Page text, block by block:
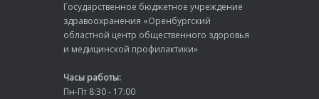
Государственное бюджетное учреждение
здравоохранения «Оренбургский
областной центр общественного здоровья
и медицинской профилактики»
Часы работы:
Пн-Пт 8:30 - 17:00